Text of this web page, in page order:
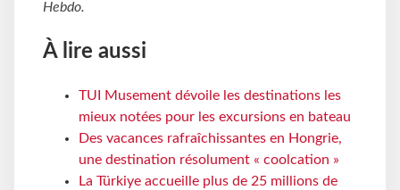
Hebdo.
À lire aussi
TUI Musement dévoile les destinations les
mieux notées pour les excursions en bateau
Des vacances rafraîchissantes en Hongrie,
une destination résolument « coolcation »
La Türkiye accueille plus de 25 millions de